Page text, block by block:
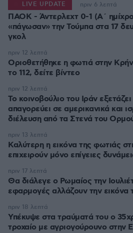
ΠΑΟΚ - Άντερλεχτ 0-1 (Α΄
«πάγωσαν» την Τούμπα στα 17
γκολ
LIVE UPDATE πριν 6 λεπτά
Οριοθετήθηκε η φωτιά στην
το 112, δείτε βίντεο
πριν 12 λεπτά
Το κοινοβούλιο του Ιράν
απαγορεύει σε αμερικανικά και
διέλευση από τα Στενά του
πριν 12 λεπτά
Καλύτερη η εικόνα της φωτιάς
επιχειρούν μόνο επίγειες
πριν 13 λεπτά
Θα διάλεγε ο Ρωμαίος την
εφαρμογές αλλάζουν την εικόνα
πριν 17 λεπτά
Υπέκυψε στα τραύματά του ο
τροχαίο με αγριογούρουνο στην
πριν 18 λεπτά